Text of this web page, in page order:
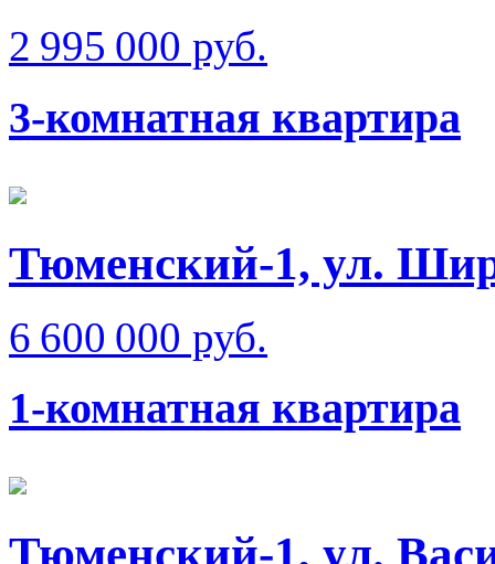
2 995 000 руб.
3-комнатная квартира
Тюменский-1, ул.
6 600 000 руб.
1-комнатная квартира
Тюменский-1, ул.